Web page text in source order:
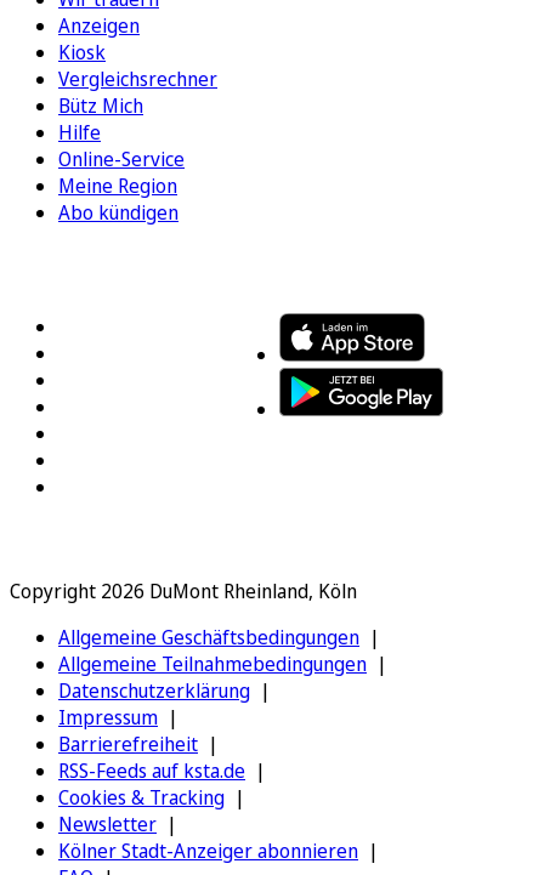
Anzeigen
Kiosk
Vergleichsrechner
Bütz Mich
Hilfe
Online-Service
Meine Region
Abo kündigen
Copyright 2026 DuMont Rheinland, Köln
Allgemeine Geschäftsbedingungen
Allgemeine Teilnahmebedingungen
Datenschutzerklärung
Impressum
Barrierefreiheit
RSS-Feeds auf ksta.de
Cookies & Tracking
Newsletter
Kölner Stadt-Anzeiger abonnieren